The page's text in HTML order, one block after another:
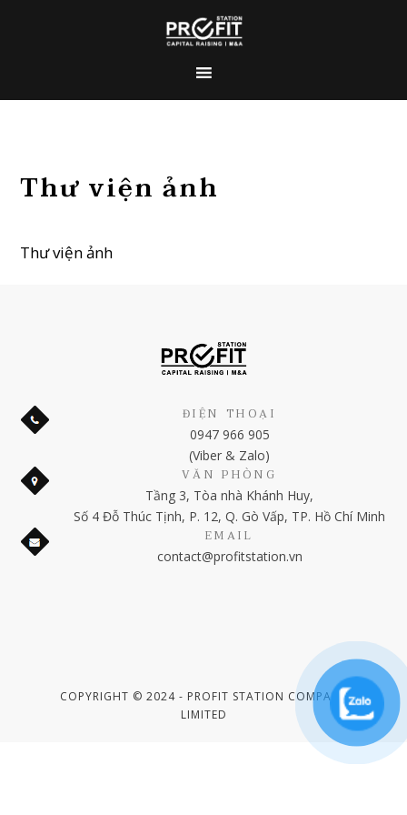
Thư viện ảnh
Thư viện ảnh
ĐIỆN THOẠI
0947 966 905
(Viber & Zalo)
VĂN PHÒNG
Tầng 3, Tòa nhà Khánh Huy,
Số 4 Đỗ Thúc Tịnh, P. 12, Q. Gò Vấp, TP. Hồ Chí Minh
EMAIL
contact@profitstation.vn
COPYRIGHT © 2024 - PROFIT STATION COMPANY
LIMITED